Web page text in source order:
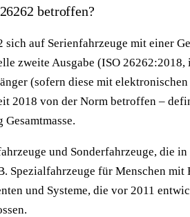
betroffen?
auf Serienfahrzeuge mit einer
zweite Ausgabe (ISO
(sofern diese mit elektronischen
2018 von der Norm betroffen –
und Sonderfahrzeuge, die
Spezialfahrzeuge für Menschen mit
und Systeme, die vor 2011